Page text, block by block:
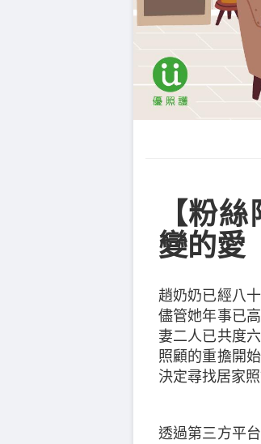
【粉
變的愛
趙奶奶已經八
儘管她年事已
妻二人已共度
照顧的重擔開
決定尋找居家
透過第三方平